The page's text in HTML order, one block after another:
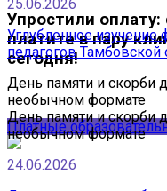
Упростили оплату:
платите в пару
сегодня!
Платные
25.06.2026
Углубленное изучение
педагогов Тамбовской
День памяти и скорби
необычном формате
День памяти и скорби
необычном формате
24.06.2026